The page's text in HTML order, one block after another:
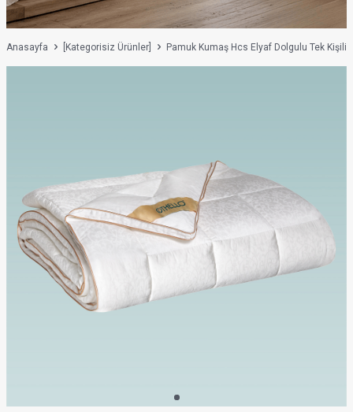
Anasayfa [Kategorisiz Ürünler] Pamuk Kumaş Hcs Elyaf Dolgulu Tek